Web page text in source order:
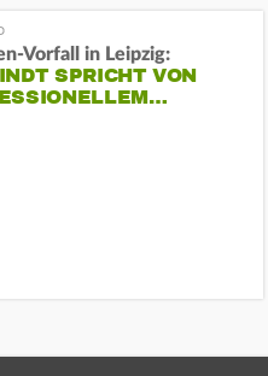
Vorfall in Leipzig:
SPRICHT VON